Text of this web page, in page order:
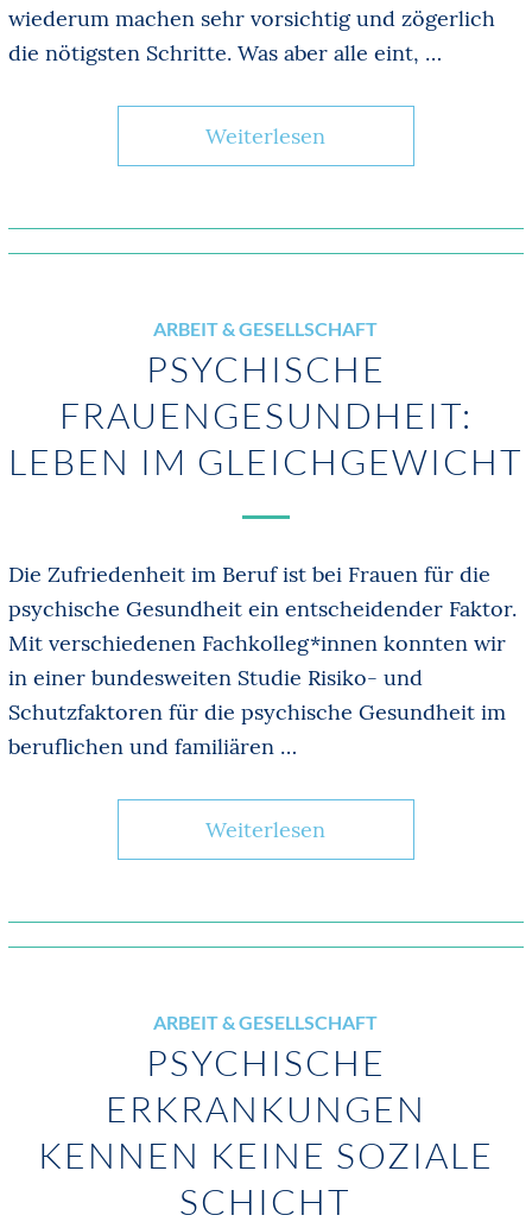
wiederum machen sehr vorsichtig und zögerlich
die nötigsten Schritte. Was aber alle eint, …
Weiterlesen
ARBEIT & GESELLSCHAFT
PSYCHISCHE
FRAUENGESUNDHEIT:
LEBEN IM GLEICHGEWICHT
Die Zufriedenheit im Beruf ist bei Frauen für die
psychische Gesundheit ein entscheidender Faktor.
Mit verschiedenen Fachkolleg*innen konnten wir
in einer bundesweiten Studie Risiko- und
Schutzfaktoren für die psychische Gesundheit im
beruflichen und familiären …
Weiterlesen
ARBEIT & GESELLSCHAFT
PSYCHISCHE
ERKRANKUNGEN
KENNEN KEINE SOZIALE
SCHICHT